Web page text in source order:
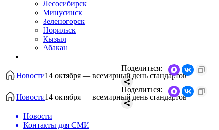
Лесосибирск
Минусинск
Зеленогорск
Норильск
Кызыл
Абакан
Новости14 октября — всемирный день стандартов
Поделиться:
Новости14 октября — всемирный день стандартов
Поделиться:
Новости
Контакты для СМИ